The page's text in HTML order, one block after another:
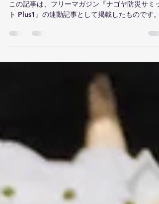
NBS-06 救急現場で気をつけ
たいこと
ト Plus1』の連動記事として掲載したものです。